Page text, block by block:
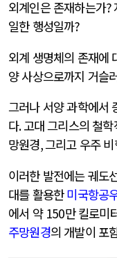
외계인은 존재하는가?
일한 행성일까?
외계 생명체의 존재에
양 사상으로까지 거슬
그러나 서양 과학에서
다.고대 그리스의 철학
망원경,그리고 우주
이러한 발전에는 궤도
대를 활용한미국항공
에서 약 150만 킬로미
주망원경의 개발이 포